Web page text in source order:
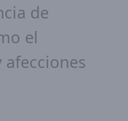
de
el